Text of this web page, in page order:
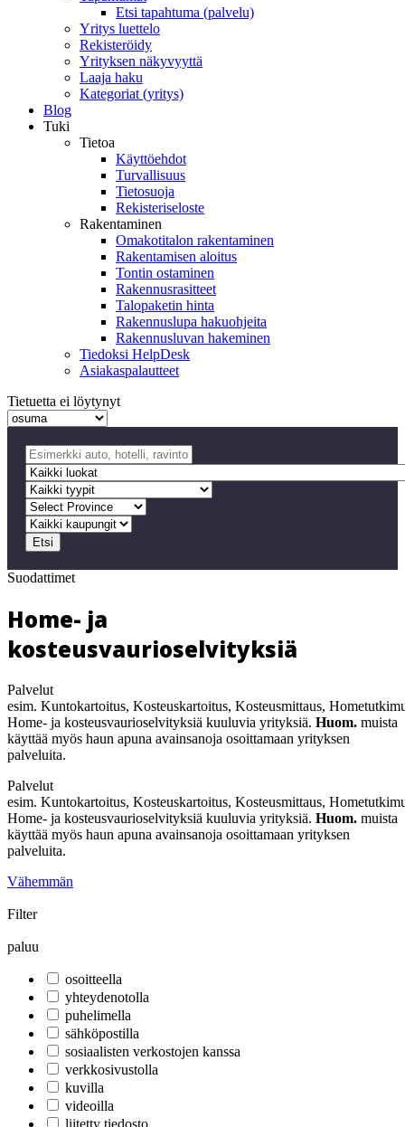
Etsi tapahtuma (palvelu)
Yritys luettelo
Rekisteröidy
Yrityksen näkyvyyttä
Laaja haku
Kategoriat (yritys)
Blog
Tuki
Tietoa
Käyttöehdot
Turvallisuus
Tietosuoja
Rekisteriseloste
Rakentaminen
Omakotitalon rakentaminen
Rakentamisen aloitus
Tontin ostaminen
Rakennusrasitteet
Talopaketin hinta
Rakennuslupa hakuohjeita
Rakennusluvan hakeminen
Tiedoksi HelpDesk
Asiakaspalautteet
Tietuetta ei löytynyt
Etsi
Suodattimet
Home- ja
kosteusvaurioselvityksiä
Palvelut
esim. Kuntokartoitus, Kosteuskartoitus, Kosteusmittaus,
Home- ja kosteusvaurioselvityksiä kuuluvia yrityksiä. Huom. muista
käyttää myös haun apuna avainsanoja osoittamaan yrityksen
palveluita.
Palvelut
esim. Kuntokartoitus, Kosteuskartoitus, Kosteusmittaus,
Home- ja kosteusvaurioselvityksiä kuuluvia yrityksiä. Huom. muista
käyttää myös haun apuna avainsanoja osoittamaan yrityksen
palveluita.
Vähemmän
Filter
paluu
osoitteella
yhteydenotolla
puhelimella
sähköpostilla
sosiaalisten verkostojen kanssa
verkkosivustolla
kuvilla
videoilla
liitetty tiedosto